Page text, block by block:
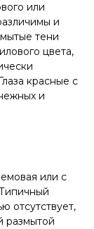
или
и
тени
цвета,
красные с
и
или с
отсутствует,
размытой